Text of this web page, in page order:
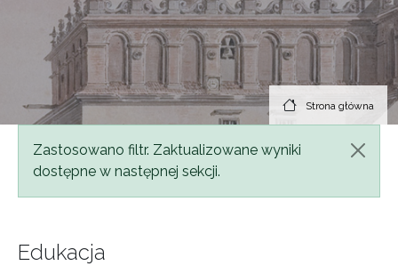
Strona główna
Komunikat
Zastosowano filtr. Zaktualizowane wyniki
dostępne w następnej sekcji.
Edukacja